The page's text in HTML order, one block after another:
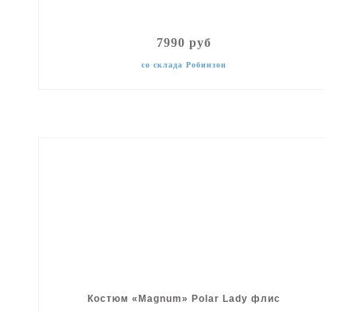
7990 руб
со склада Робинзон
Костюм «Magnum» Polar Lady флис